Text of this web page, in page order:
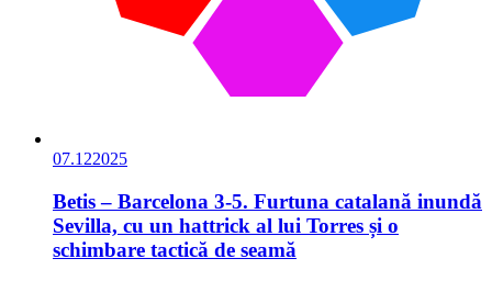
07.122025
Betis – Barcelona 3-5. Furtuna catalană inundă
Sevilla, cu un hattrick al lui Torres și o
schimbare tactică de seamă